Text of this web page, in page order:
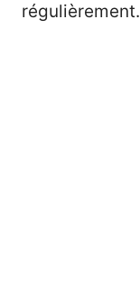
régulièrement.